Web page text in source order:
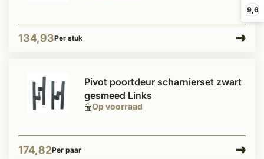
9,6
134,93Per stuk
Op voorraad
Pivot poortdeur scharnierset zwart
gesmeed Links
174,82Per paar